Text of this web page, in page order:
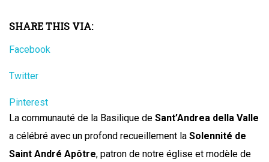
SHARE THIS VIA:
Facebook
Twitter
Pinterest
La communauté de la Basilique de Sant’Andrea della Valle
a célébré avec un profond recueillement la Solennité de
Saint André Apôtre, patron de notre église et modèle de